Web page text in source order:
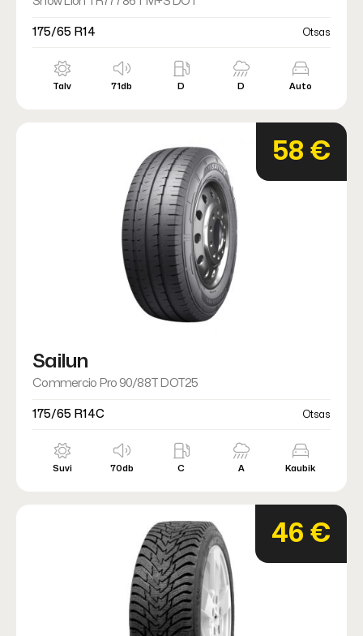
175/65 R14 Otsas
Talv 71db D D Auto
58 €
Sailun
Commercio Pro 90/88T DOT25
175/65 R14C Otsas
Suvi 70db C A Kaubik
46 €